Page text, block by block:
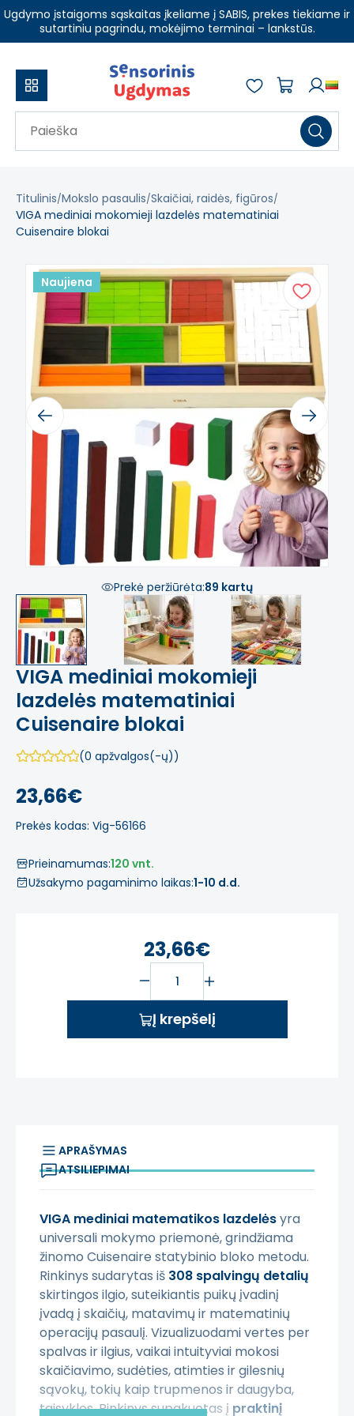
Ugdymo įstaigoms sąskaitas įkeliame į SABIS, prekes tiekiame ir
sutartiniu pagrindu, mokėjimo terminai – lankstūs.
Titulinis Mokslo pasaulis Skaičiai, raidės, figūros
VIGA mediniai mokomieji lazdelės matematiniai
Cuisenaire blokai
Naujiena
Previous Next
Prekė peržiūrėta:89 kartų
VIGA mediniai mokomieji
lazdelės matematiniai
Cuisenaire blokai
(0 apžvalgos(-ų))
23,66€
Prekės kodas: Vig-56166
Prieinamumas:120 vnt.
Užsakymo pagaminimo laikas:1-10 d.d.
23,66€
Į krepšelį
APRAŠYMAS
ATSILIEPIMAI
VIGA mediniai matematikos lazdelėsyra
universali mokymo priemonė, grindžiama
žinomo Cuisenaire statybinio bloko metodu.
Rinkinys sudarytas iš 308 spalvingų detalių
skirtingos ilgio, suteikiantis puikų įvadinį
įvadą į skaičių, matavimų ir matematinių
operacijų pasaulį. Vizualizuodami vertes per
spalvas ir ilgius, vaikai intuityviai mokosi
skaičiavimo, sudėties, atimties ir gilesnių
sąvokų, tokių kaip trupmenos ir daugyba,
taisykles. Rinkinys supakuotas į praktinį